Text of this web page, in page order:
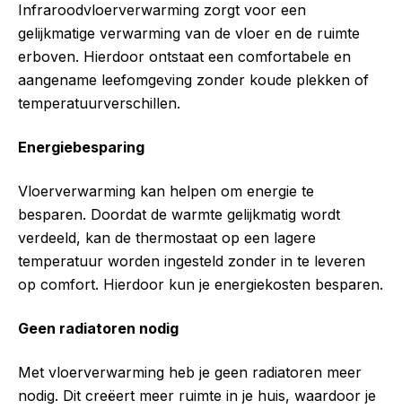
Infraroodvloerverwarming zorgt voor een
gelijkmatige verwarming van de vloer en de ruimte
erboven. Hierdoor ontstaat een comfortabele en
aangename leefomgeving zonder koude plekken of
temperatuurverschillen.
Energiebesparing
Vloerverwarming kan helpen om energie te
besparen. Doordat de warmte gelijkmatig wordt
verdeeld, kan de thermostaat op een lagere
temperatuur worden ingesteld zonder in te leveren
op comfort. Hierdoor kun je energiekosten besparen.
Geen radiatoren nodig
Met vloerverwarming heb je geen radiatoren meer
nodig. Dit creëert meer ruimte in je huis, waardoor je